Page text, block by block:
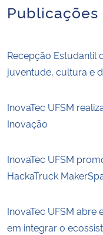
Publicações
Recepção Estudantil
juventude, cultura e
InovaTec UFSM
Inovação
InovaTec UFSM
HackaTruck
InovaTec UFSM abre
em integrar o